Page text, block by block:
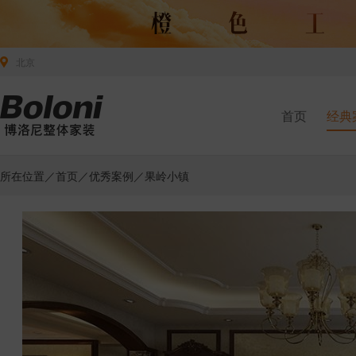
首页 经典
所在位置／首页 ／优秀案例 ／果岭小镇